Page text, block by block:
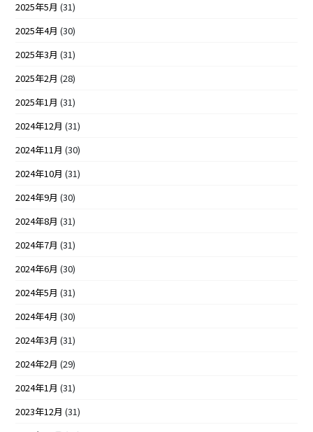
2025年5月 (31)
2025年4月 (30)
2025年3月 (31)
2025年2月 (28)
2025年1月 (31)
2024年12月 (31)
2024年11月 (30)
2024年10月 (31)
2024年9月 (30)
2024年8月 (31)
2024年7月 (31)
2024年6月 (30)
2024年5月 (31)
2024年4月 (30)
2024年3月 (31)
2024年2月 (29)
2024年1月 (31)
2023年12月 (31)